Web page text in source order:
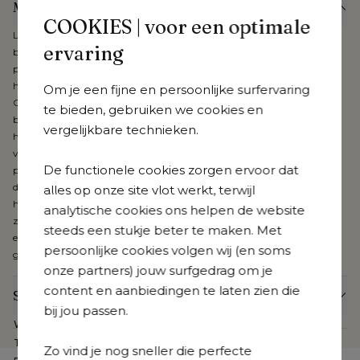
COOKIES | voor een optimale
ervaring
Om je een fijne en persoonlijke surfervaring
te bieden, gebruiken we cookies en
vergelijkbare technieken.
De functionele cookies zorgen ervoor dat
alles op onze site vlot werkt, terwijl
analytische cookies ons helpen de website
steeds een stukje beter te maken. Met
persoonlijke cookies volgen wij (en soms
onze partners) jouw surfgedrag om je
content en aanbiedingen te laten zien die
bij jou passen.
Zo vind je nog sneller die perfecte
Meer informatie
Laat het stijlvolle, zachte design van de Orso collectie vervloeien met je
buitenomgeving. Combineer onderhoudsvriendelijk aluminium met
prachtige, weerbestendige rope voor een buitenbeleving van het
hoogste niveau. De kussens zijn uniek en uiterst kwalitatief dankzij hun
Cosytica-stof. Verbind interieur met exterieur en beleef de gezelligste
buitenmomenten aan je poolhouse, onder je patio of pergola. De stof
heeft een speciaal ontwikkelde coating en is daardoor waterresistent,
vuilafstotend en vlekbestendig. Dankzij de diepe kleuring van de
polypropyleen vezel is de stof slijt- en kleurvast. Gecombineerd met een
dubbele laag sneldrogend schuim met open poriënstructuur creëer je
het comfortabelste loungegevoel ooit. Alle kussens hebben een rits en
zijn machinewasbaar. Cosytica is verkrijgbaar in verschillende kleuren
en patronen, ook beschikbaar voor je poef, sierkussens, etc. Bij Cosytica
geniet je van 3 jaar garantie.
Specificaties
Webartikelnummer
Te zien in de showroom